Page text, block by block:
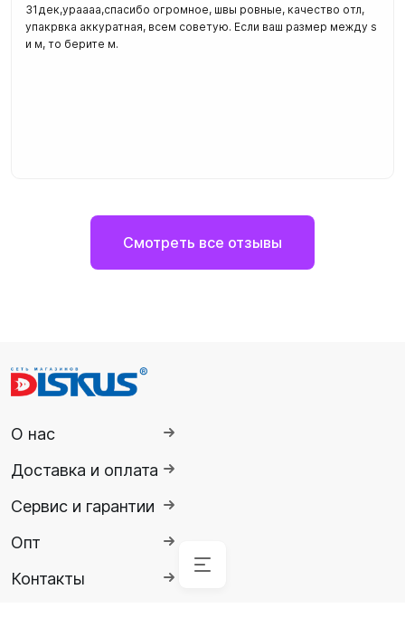
Аксессуары
Ножи,
Аксессуары
Ласты
Буй
Спасательные
Аксессуары
ГидрокостюмыОбувь
ГидрокостюмыСнаряжение
ГермопродукцияКомбинезоны
31дек,ураааа,спасибо огромное, швы ровные, качество отл,
упакрвка аккуратная, всем советую. Если ваш размер между s
и м, то берите м.
Смотреть все отзывы
О нас
Доставка и оплата
Сервис и гарантии
Опт
Контакты